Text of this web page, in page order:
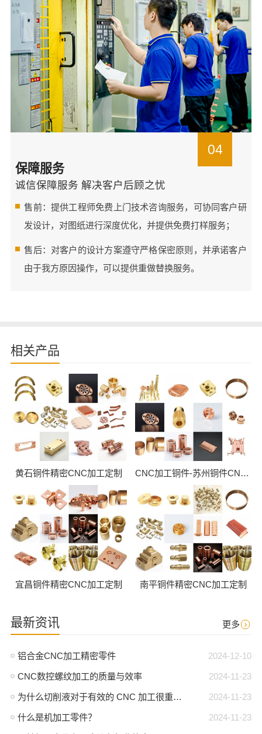
04
保障服务
诚信保障服务 解决客户后顾之忧
售前：提供工程师免费上门技术咨询服务，可协同客户研
发设计，对图纸进行深度优化，并提供免费打样服务；
售后：对客户的设计方案遵守严格保密原则，并承诺客户
由于我方原因操作，可以提供重做替换服务。
相关产品
黄石铜件精密CNC加工定制 CNC加工铜件-苏州铜件CNC批量加工
宜昌铜件精密CNC加工定制 南平铜件精密CNC加工定制
最新资讯 更多
2024-12-10
铝合金CNC加工精密零件
2024-11-23
CNC数控螺纹加工的质量与效率
2024-11-23
为什么切削液对于有效的 CNC 加工很重要？
2024-11-23
什么是机加工零件？